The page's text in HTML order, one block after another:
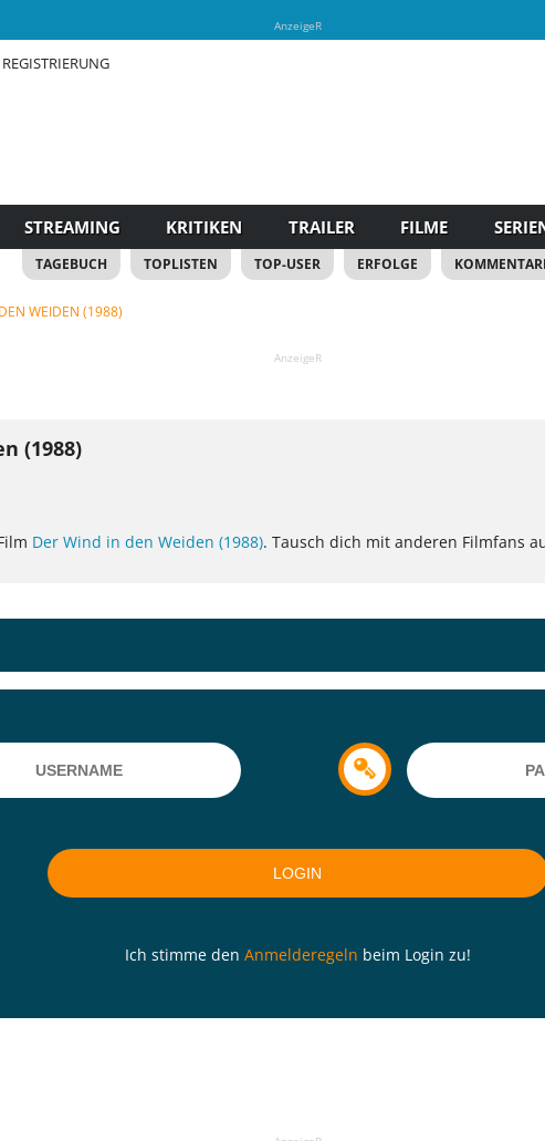
AnzeigeR
REGISTRIERUNG
STREAMING KRITIKEN TRAILER FILME
TAGEBUCH TOPLISTEN TOP-USER ERFOLGE
WEIDEN (1988)
AnzeigeR
(1988)
Der Wind in den Weiden (1988). Tausch dich mit anderen Filmfans
Ich stimme den Anmelderegeln beim Login zu!